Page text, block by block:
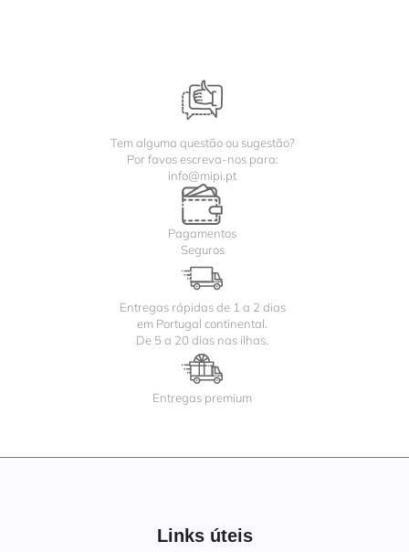
Tem alguma questão ou sugestão?
Por favos escreva-nos para:
info@mipi.pt
Pagamentos
Seguros
Entregas rápidas de 1 a 2 dias
em Portugal continental.
De 5 a 20 dias nas ilhas.
Entregas premium
Links úteis